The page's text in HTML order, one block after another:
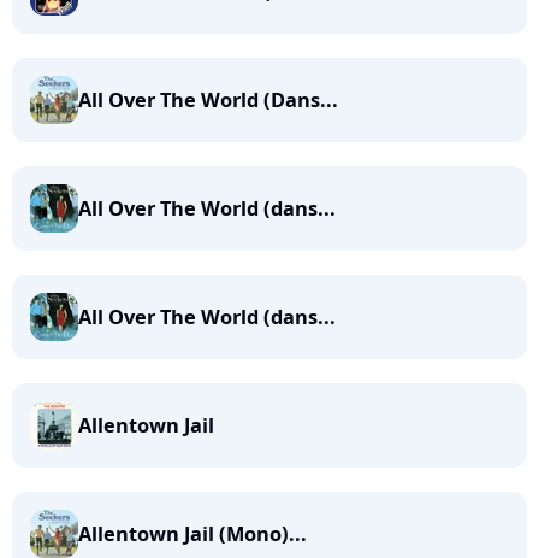
All Over The World (Dans...
All Over The World (dans...
All Over The World (dans...
Allentown Jail
Allentown Jail (Mono)...